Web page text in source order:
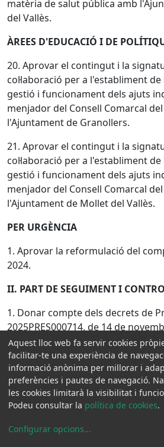
matèria de salut pública amb
del Vallès.
ÀREES D'EDUCACIÓ I DE
20. Aprovar el contingut i la
col·laboració per a l'establiment
gestió i funcionament dels ajuts
menjador del Consell Comarcal
l'Ajuntament de Granollers.
21. Aprovar el contingut i la
col·laboració per a l'establiment
gestió i funcionament dels ajuts
menjador del Consell Comarcal
l'Ajuntament de Mollet del Vallès.
PER URGÈNCIA
1. Aprovar la reformulació del
2024.
II. PART DE SEGUIMENT I
1. Donar compte dels decrets de
2025PRES000714, de 14 de
2025PRES000784, d'11 de
2. Donar compte dels decrets de
2025GER001937, de 14 de
d'11 de desembre.
3. Donar compte de l'informe de
Aquest lloc web fa servir cookies
facilitar-te una experiència de
informació anònima per millorar i
preferències i pautes de navegació.
les cookies limitarà la visibilitat i
Podeu consultar la política de cookies.
Configurar opcions...